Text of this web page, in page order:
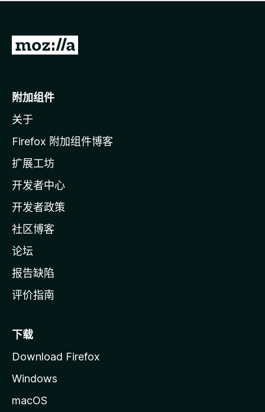
无
转
o
i
l
a
主
页
附加组件
关于
Firefox 附加组件博客
扩展工坊
开发者中心
开发者政策
社区博客
论坛
报告缺陷
评价指南
下载
Download Firefox
Windows
macOS